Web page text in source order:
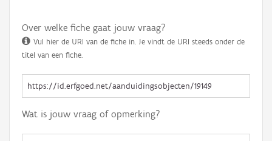
Over welke fiche gaat jouw vraag?
Vul hier de URI van de fiche in. Je vindt de URI steeds onder de
titel van een fiche.
Wat is jouw vraag of opmerking?